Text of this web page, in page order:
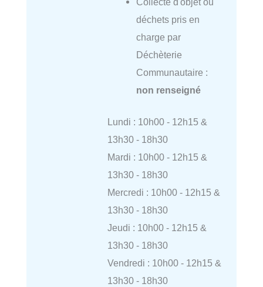
déchets pris en
charge par
Déchèterie
Communautaire :
non renseigné
Lundi : 10h00 - 12h15 &
13h30 - 18h30
Mardi : 10h00 - 12h15 &
13h30 - 18h30
Mercredi : 10h00 - 12h15 &
13h30 - 18h30
Jeudi : 10h00 - 12h15 &
13h30 - 18h30
Vendredi : 10h00 - 12h15 &
13h30 - 18h30